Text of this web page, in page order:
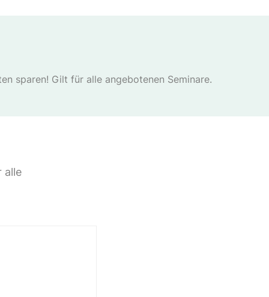
sparen! Gilt für alle angebotenen Seminare.
alle